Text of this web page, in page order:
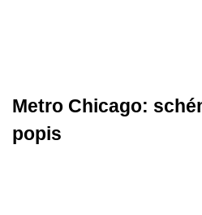
Metro Chicago:
popis